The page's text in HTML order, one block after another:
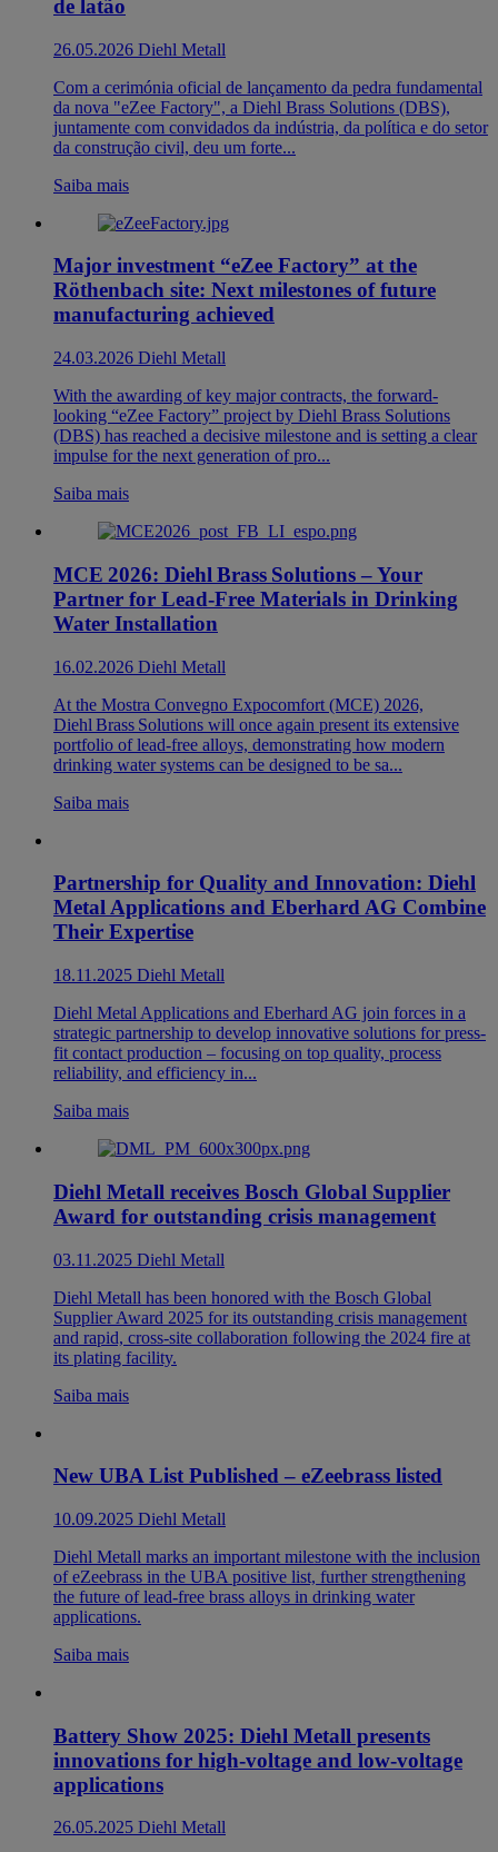
de latão
26.05.2026 Diehl Metall
Com a cerimónia oficial de lançamento da pedra fundamental
da nova "eZee Factory", a Diehl Brass Solutions (DBS),
juntamente com convidados da indústria, da política e do setor
da construção civil, deu um forte...
Saiba mais
Major investment “eZee Factory” at the
Röthenbach site: Next milestones of future
manufacturing achieved
24.03.2026 Diehl Metall
With the awarding of key major contracts, the forward-
looking “eZee Factory” project by Diehl Brass Solutions
(DBS) has reached a decisive milestone and is setting a clear
impulse for the next generation of pro...
Saiba mais
MCE 2026: Diehl Brass Solutions – Your
Partner for Lead-Free Materials in Drinking
Water Installation
16.02.2026 Diehl Metall
At the Mostra Convegno Expocomfort (MCE) 2026,
Diehl Brass Solutions will once again present its extensive
portfolio of lead-free alloys, demonstrating how modern
drinking water systems can be designed to be sa...
Saiba mais
Partnership for Quality and Innovation: Diehl
Metal Applications and Eberhard AG Combine
Their Expertise
18.11.2025 Diehl Metall
Diehl Metal Applications and Eberhard AG join forces in a
strategic partnership to develop innovative solutions for press-
fit contact production – focusing on top quality, process
reliability, and efficiency in...
Saiba mais
Diehl Metall receives Bosch Global Supplier
Award for outstanding crisis management
03.11.2025 Diehl Metall
Diehl Metall has been honored with the Bosch Global
Supplier Award 2025 for its outstanding crisis management
and rapid, cross-site collaboration following the 2024 fire at
its plating facility.
Saiba mais
New UBA List Published – eZeebrass listed
10.09.2025 Diehl Metall
Diehl Metall marks an important milestone with the inclusion
of eZeebrass in the UBA positive list, further strengthening
the future of lead-free brass alloys in drinking water
applications.
Saiba mais
Battery Show 2025: Diehl Metall presents
innovations for high-voltage and low-voltage
applications
26.05.2025 Diehl Metall